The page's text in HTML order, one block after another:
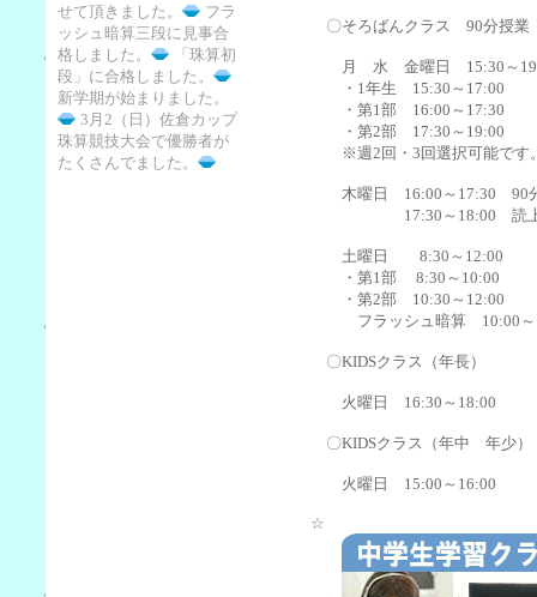
せて頂きました。
フラ
ッシュ暗算三段に見事合
格しました。
「珠算初
段」に合格しました。
新学期が始まりました。
3月2（日）佐倉カップ
珠算競技大会で優勝者が
たくさんでました。
〇そろばんクラス 90分授業
月 水 金曜日 15:30～
・1年生 15:30～17:00
・第1部 16:00～17:30
・第2部 17:30～19:00
※週2回・3回選択可能です
木曜日 16:00～17:30 90
17:30～18:00 読上暗
土曜日 8:30～12:00
・第1部 8:30～10:00
・第2部 10:30～12:00
フラッシュ暗算 10:00～
〇KIDSクラス（年長）
火曜日 16:30～18:00
〇KIDSクラス（年中 年少）
火曜日 15:00～16:00
☆